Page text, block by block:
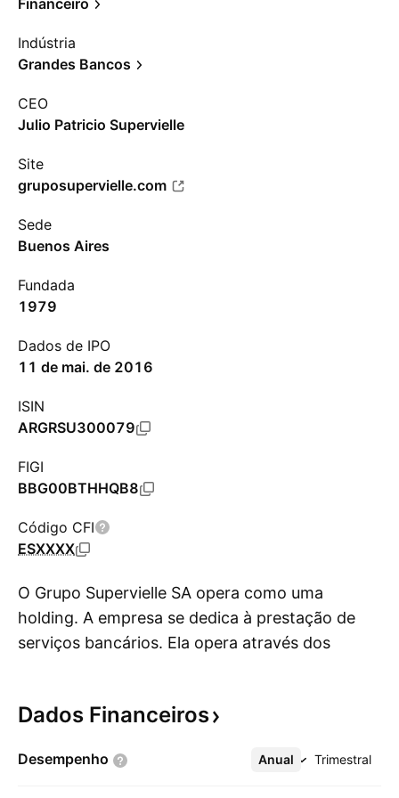
Financeiro
Indústria
Grandes Bancos
CEO
Julio Patricio Supervielle
Site
gruposupervielle.com
Sede
Buenos Aires
Fundada
1979
Dados de IPO
11 de mai. de 2016
ISIN
ARGRSU300079
FIGI
BBG00BTHHQB8
Código CFI
ESXXXX
O Grupo Supervielle SA opera como uma
holding. A empresa se dedica à prestação de
serviços bancários. Ela opera através dos
Gestão de Ativos e Outros Serviços. O
concessão de empréstimos e outros produtos
Dados Financeiros
Desempenho Anual Trimestral
Mais